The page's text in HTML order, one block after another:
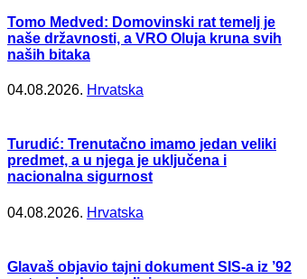
Tomo Medved: Domovinski rat temelj je
naše državnosti, a VRO Oluja kruna svih
naših bitaka
04.08.2026. Hrvatska
Turudić: Trenutačno imamo jedan veliki
predmet, a u njega je uključena i
nacionalna sigurnost
04.08.2026. Hrvatska
Glavaš objavio tajni dokument SIS-a iz ’92